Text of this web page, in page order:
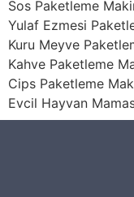
Sos Paketleme
Yulaf Ezmesi
Kuru Meyve
Kahve Paketleme
Cips Paketleme
Evcil Hayvan